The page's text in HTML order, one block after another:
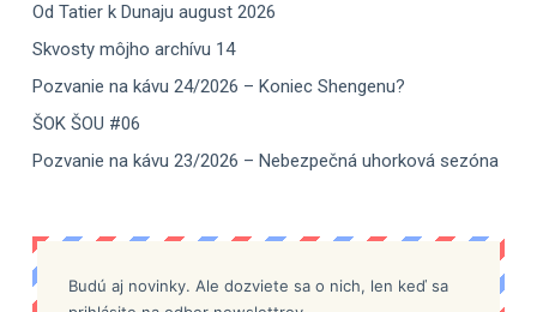
Od Tatier k Dunaju august 2026
Skvosty môjho archívu 14
Pozvanie na kávu 24/2026 – Koniec Shengenu?
ŠOK ŠOU #06
Pozvanie na kávu 23/2026 – Nebezpečná uhorková sezóna
Budú aj novinky. Ale dozviete sa o nich, len keď sa